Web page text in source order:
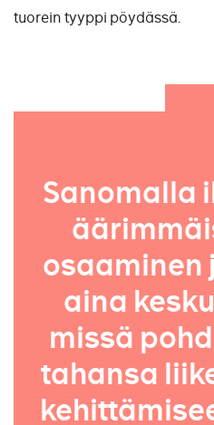
tuorein tyyppi pöydässä.
Sanomalla
osaaminen
aina
missä
tahansa